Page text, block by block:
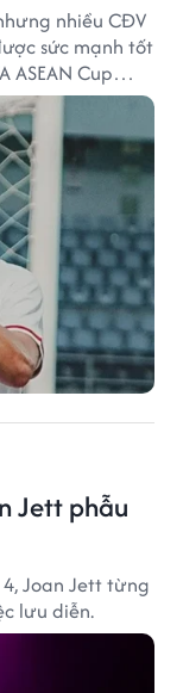
nhiều CĐV
sức mạnh tốt
ASEAN Cup
Jett phẫu
Joan Jett từng
lưu diễn.